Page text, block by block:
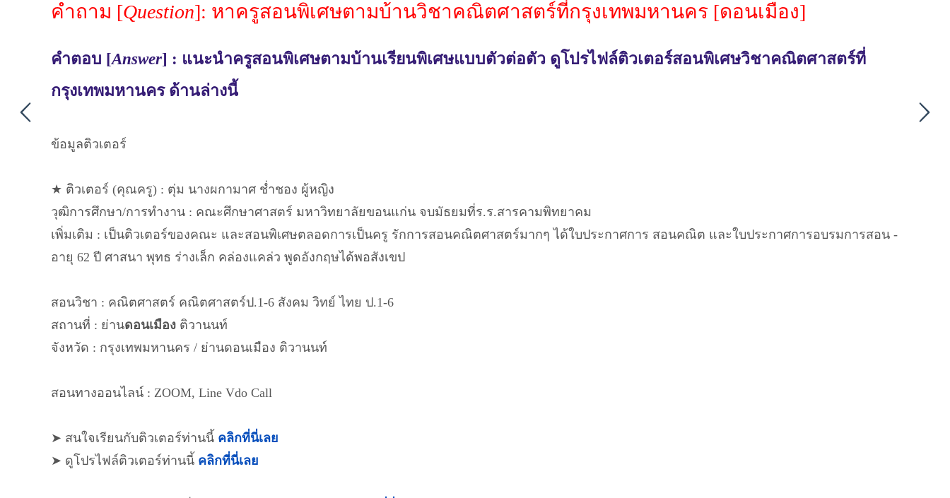
คำถาม [Question]: หาครูสอนพิเศษตามบ้านวิชาคณิตศาสตร์ที่กรุงเทพมหานคร [ดอนเมือง]
คำตอบ [Answer] : แนะนำครูสอนพิเศษตามบ้านเรียนพิเศษแบบตัวต่อตัว ดูโปรไฟล์ติวเตอร์สอนพิเศษวิชาคณิตศาสตร์ที่
กรุงเทพมหานคร ด้านล่างนี้
ข้อมูลติวเตอร์
★ ติวเตอร์ (คุณครู) : ตุ่ม นางผกามาศ ช่ำชอง ผู้หญิง
วุฒิการศึกษา/การทำงาน : คณะศึกษาศาสตร์ มหาวิทยาลัยขอนแก่น จบมัธยมที่ร.ร.สารคามพิทยาคม
เพิ่มเติม : เป็นติวเตอร์ของคณะ และสอนพิเศษตลอดการเป็นครู รักการสอนคณิตศาสตร์มากๆ ได้ใบประกาศการ สอนคณิต และใบประกาศการอบรมการสอน -
อายุ 62 ปี ศาสนา พุทธ ร่างเล็ก คล่องแคล่ว พูดอังกฤษได้พอสังเขป
สอนวิชา : คณิตศาสตร์ คณิตศาสตร์ป.1-6 สังคม วิทย์ ไทย ป.1-6
สถานที่ : ย่านดอนเมือง ติวานนท์
จังหวัด : กรุงเทพมหานคร / ย่านดอนเมือง ติวานนท์
สอนทางออนไลน์ : ZOOM, Line Vdo Call
➤ สนใจเรียนกับติวเตอร์ท่านนี้ คลิกที่นี่เลย
➤ ดูโปรไฟล์ติวเตอร์ท่านนี้ คลิกที่นี่เลย